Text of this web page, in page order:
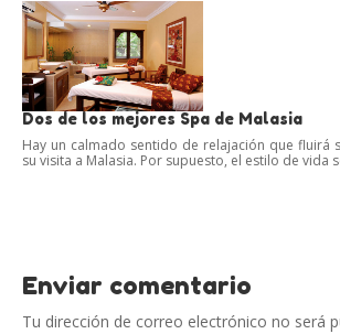
Dos de los mejores Spa de Malasia
Hay un calmado sentido de relajación que fluirá
su visita a Malasia. Por supuesto, el estilo de vida
Enviar comentario
Tu dirección de correo electrónico no será